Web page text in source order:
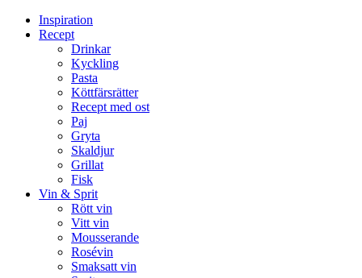
Inspiration
Recept
Drinkar
Kyckling
Pasta
Köttfärsrätter
Recept med ost
Paj
Gryta
Skaldjur
Grillat
Fisk
Vin & Sprit
Rött vin
Vitt vin
Mousserande
Rosévin
Smaksatt vin